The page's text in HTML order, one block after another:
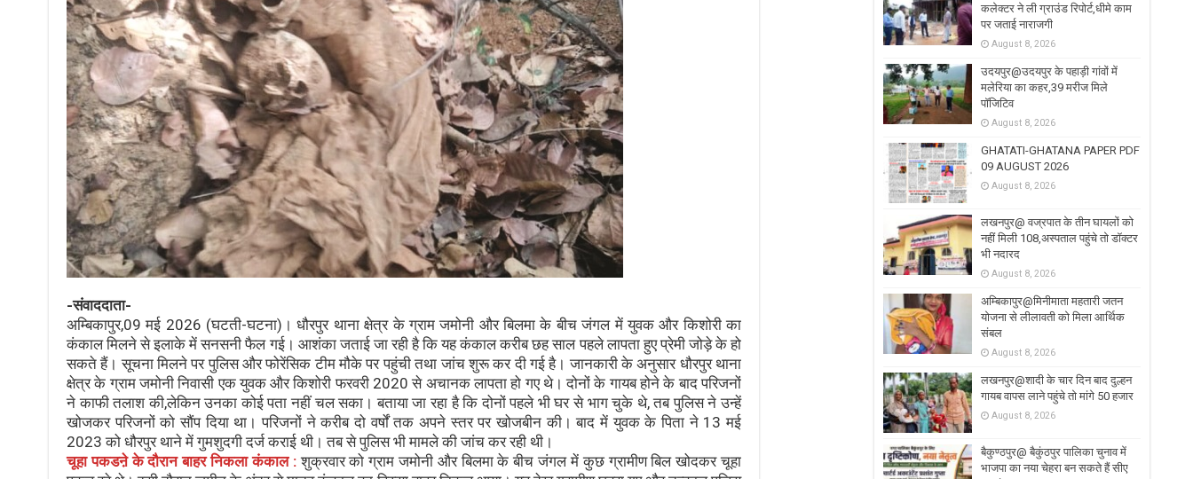
-संवाददाता-
अम्बिकापुर,09 मई 2026 (घटती-घटना)। धौरपुर थाना क्षेत्र के ग्राम जमोनी और बिलमा के बीच जंगल में युवक और किशोरी का
कंकाल मिलने से इलाके में सनसनी फैल गई। आशंका जताई जा रही है कि यह कंकाल करीब छह साल पहले लापता हुए प्रेमी जोड़े के हो
सकते हैं। सूचना मिलने पर पुलिस और फोरेंसिक टीम मौके पर पहुंची तथा जांच शुरू कर दी गई है। जानकारी के अनुसार धौरपुर थाना
क्षेत्र के ग्राम जमोनी निवासी एक युवक और किशोरी फरवरी 2020 से अचानक लापता हो गए थे। दोनों के गायब होने के बाद परिजनों
ने काफी तलाश की,लेकिन उनका कोई पता नहीं चल सका। बताया जा रहा है कि दोनों पहले भी घर से भाग चुके थे, तब पुलिस ने उन्हें
खोजकर परिजनों को सौंप दिया था। परिजनों ने करीब दो वर्षों तक अपने स्तर पर खोजबीन की। बाद में युवक के पिता ने 13 मई
2023 को धौरपुर थाने में गुमशुदगी दर्ज कराई थी। तब से पुलिस भी मामले की जांच कर रही थी।
चूहा पकडऩे के दौरान बाहर निकला कंकाल :शुक्रवार को ग्राम जमोनी और बिलमा के बीच जंगल में कुछ ग्रामीण बिल खोदकर चूहा
कलेक्टर ने ली ग्राउंड रिपोर्ट,धीमे काम
पर जताई नाराजगी
August 8, 2026
उदयपुर@उदयपुर के पहाड़ी गांवों में
मलेरिया का कहर,39 मरीज मिले
पॉजिटिव
August 8, 2026
GHATATI-GHATANA PAPER PDF
09 AUGUST 2026
August 8, 2026
लखनपुर@ वज्रपात के तीन घायलों को
नहीं मिली 108,अस्पताल पहुंचे तो डॉक्टर
भी नदारद
August 8, 2026
अम्बिकापुर@मिनीमाता महतारी जतन
योजना से लीलावती को मिला आर्थिक
संबल
August 8, 2026
लखनपुर@शादी के चार दिन बाद दुल्हन
गायब वापस लाने पहुंचे तो मांगे 50 हजार
August 8, 2026
बैकुण्ठपुर@ बैकुंठपुर पालिका चुनाव में
भाजपा का नया चेहरा बन सकते हैं सीए